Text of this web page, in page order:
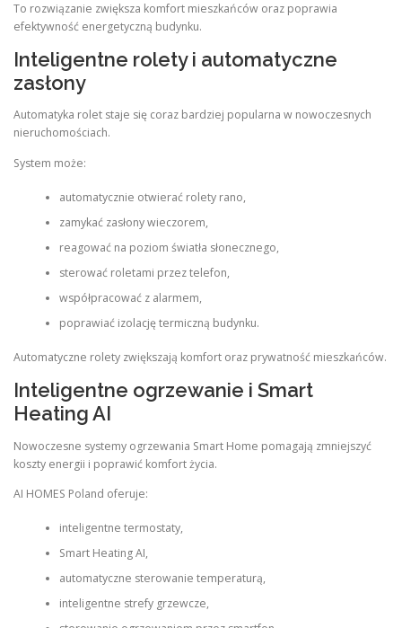
To rozwiązanie zwiększa komfort mieszkańców oraz poprawia
efektywność energetyczną budynku.
Inteligentne rolety i automatyczne
zasłony
Automatyka rolet staje się coraz bardziej popularna w nowoczesnych
nieruchomościach.
System może:
automatycznie otwierać rolety rano,
zamykać zasłony wieczorem,
reagować na poziom światła słonecznego,
sterować roletami przez telefon,
współpracować z alarmem,
poprawiać izolację termiczną budynku.
Automatyczne rolety zwiększają komfort oraz prywatność mieszkańców.
Inteligentne ogrzewanie i Smart
Heating AI
Nowoczesne systemy ogrzewania Smart Home pomagają zmniejszyć
koszty energii i poprawić komfort życia.
AI HOMES Poland oferuje:
inteligentne termostaty,
Smart Heating AI,
automatyczne sterowanie temperaturą,
inteligentne strefy grzewcze,